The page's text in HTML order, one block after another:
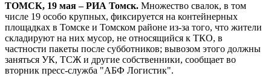
ТОМСК, 19 мая – РИА Томск. Множество свалок, в том
числе 19 особо крупных, фиксируется на контейнерных
площадках в Томске и Томском районе из-за того, что жители
складируют на них мусор, не относящийся к ТКО, в
частности пакеты после субботников; вывозом этого должны
заняться УК, ТСЖ и другие собственники, сообщает во
вторник пресс-служба "АБФ Логистик".